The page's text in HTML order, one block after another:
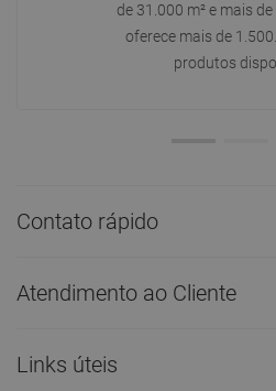
de 31.000 m² e mais
oferece mais de
produtos
Contato rápido
Atendimento ao Cliente
Links úteis